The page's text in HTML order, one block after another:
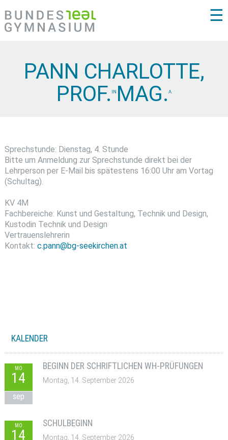
☰
PANN CHARLOTTE,
PROF. IN MAG. A
Sprechstunde: Dienstag, 4. Stunde
Bitte um Anmeldung zur Sprechstunde direkt bei der
Lehrperson per E-Mail bis spätestens 16:00 Uhr am Vortag
(Schultag).
KV 4M
Fachbereiche: Kunst und Gestaltung, Technik und Design,
Kustodin Technik und Design
Vertrauenslehrerin
Kontakt: c.pann@bg-seekirchen.at
KALENDER
MO
14
sep
BEGINN DER SCHRIFTLICHEN WH-PRÜFUNGEN
Montag, 14. September 2026
MO
14
SCHULBEGINN
Montag, 14. September 2026